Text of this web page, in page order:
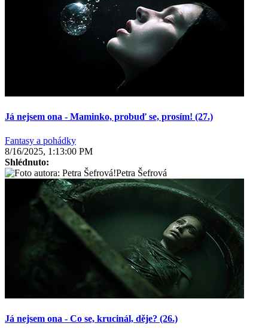
Já nejsem ona - Maminko, probuď se, prosím! (27.)
Fantasy a pohádky
8/16/2025, 1:13:00 PM
Shlédnuto:
Petra Šefrová
Já nejsem ona - Co se, krucinál, děje? (26.)